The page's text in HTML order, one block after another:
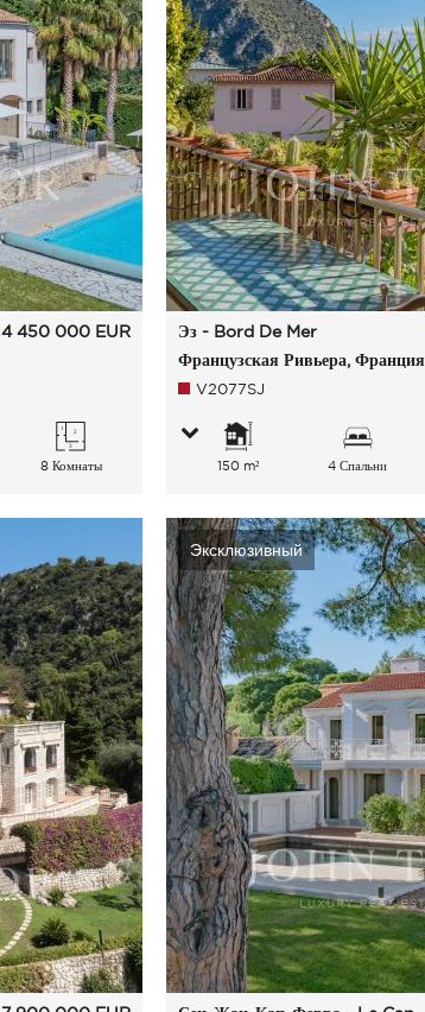
4 450 000 EUR
8 Комнаты
Эз - Bord De Mer
Французская Ривьера, Франция
V2077SJ
150 m² 4 Спальни
Эксклюзивный